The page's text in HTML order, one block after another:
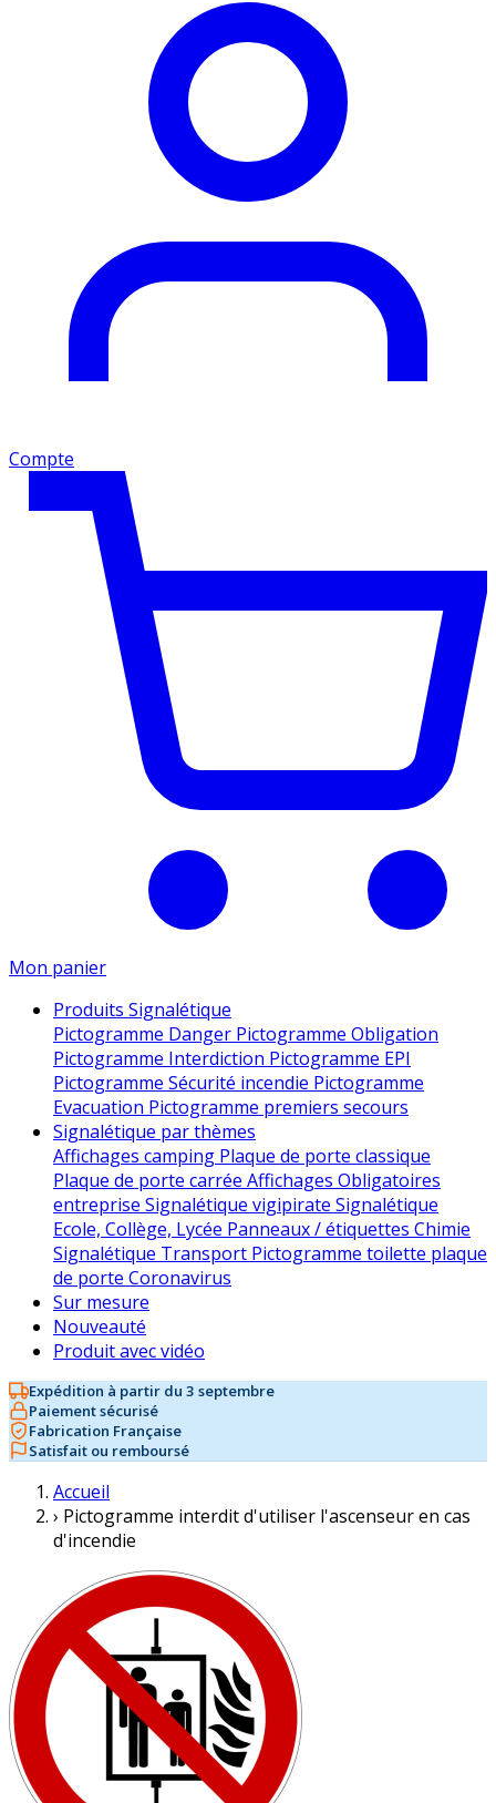
Compte
Mon panier
Produits Signalétique
Pictogramme Danger Pictogramme Obligation
Pictogramme Interdiction Pictogramme EPI
Pictogramme Sécurité incendie Pictogramme
Evacuation Pictogramme premiers secours
Signalétique par thèmes
Affichages camping Plaque de porte classique
Plaque de porte carrée Affichages Obligatoires
entreprise Signalétique vigipirate Signalétique
Ecole, Collège, Lycée Panneaux / étiquettes Chimie
Signalétique Transport Pictogramme toilette plaque
de porte Coronavirus
Sur mesure
Nouveauté
Produit avec vidéo
Expédition à partir du 3 septembre
Paiement sécurisé
Fabrication Française
Satisfait ou remboursé
Accueil
› Pictogramme interdit d'utiliser l'ascenseur en cas
d'incendie